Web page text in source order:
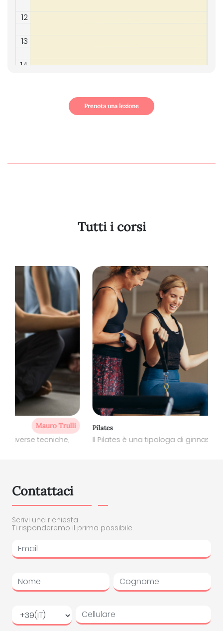
12
13
14
18
Prenota una lezione
Tutti i corsi
Pilates
Il Pilates è una tipologa di ginnastica rieducativa, pr...
Contattaci
Scrivi una richiesta.
Ti risponderemo il prima possibile.